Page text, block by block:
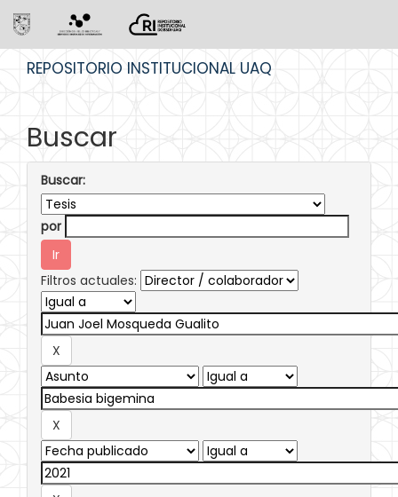
REPOSITORIO INSTITUCIONAL UAQ
Buscar
Buscar:
por
Filtros actuales: